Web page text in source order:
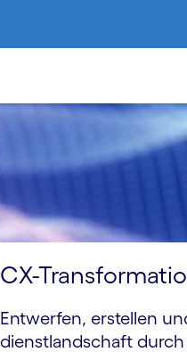
CX-
Entwerfen, erstellen
dienst­landschaft